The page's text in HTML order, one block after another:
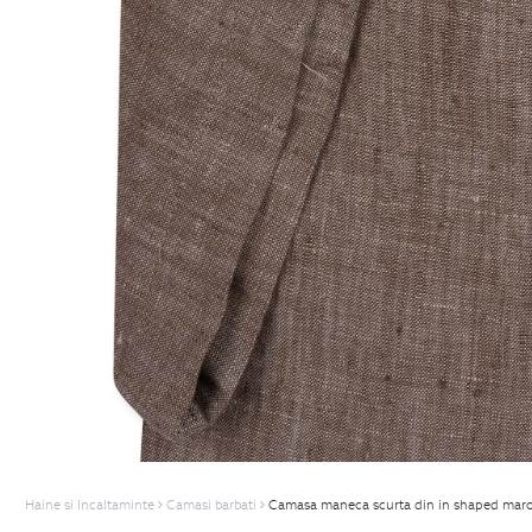
Haine si Incaltaminte Camasi barbati Camasa maneca scurta din in shaped